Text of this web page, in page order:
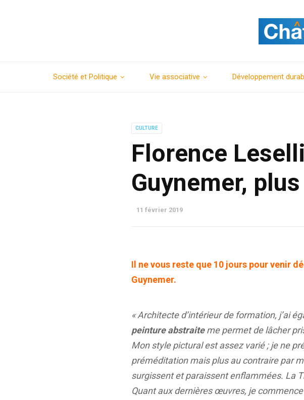
Société et Politique Vie associative Développement
CULTURE
Florence
Guynemer,
11 février 2019
Il ne vous reste que 10 jours pour venir
Guynemer.
« Architecte d’intérieur de formation, j’ai
peinture abstraiteme permet de lâcher
Mon style pictural est assez varié ; je ne
préméditation mais plus au contraire par
surgissent et paraissent enflammées. La
Quant aux dernières œuvres, je